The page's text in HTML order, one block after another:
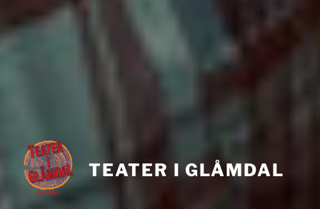
TEATER I GLÅMDAL